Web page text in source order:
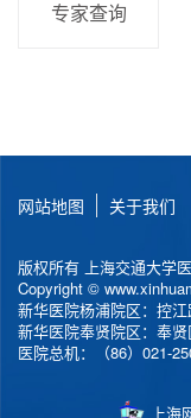
专家查询
网站地图 关于我们
版权所有 上海交通大学
Copyright ©
新华医院杨浦院区：控
新华医院奉贤院区：奉
医院总机：（86）021-
上海